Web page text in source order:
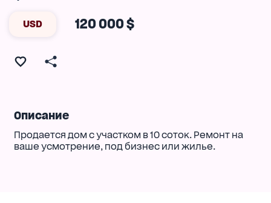
USD 120 000 $
Описание
Продается дом с участком в 10 соток. Ремонт на
ваше усмотрение, под бизнес или жилье.